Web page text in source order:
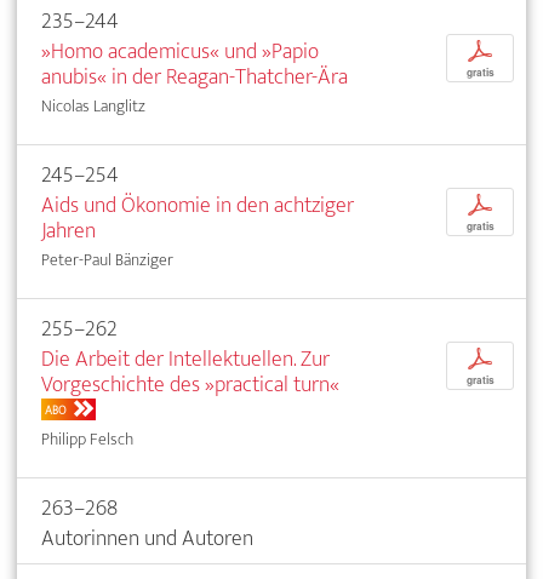
235–244
»Homo academicus« und »Papio
anubis« in der Reagan-Thatcher-Ära
Nicolas Langlitz
p
gratis
245–254
Aids und Ökonomie in den achtziger
Jahren
Peter-Paul Bänziger
p
gratis
255–262
Die Arbeit der Intellektuellen. Zur
Vorgeschichte des »practical turn«
ABO
Philipp Felsch
p
gratis
263–268
Autorinnen und Autoren